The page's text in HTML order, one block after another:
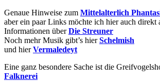
Genaue Hinweise zum Mittelalterlich
aber ein paar Links möchte ich hier auch
Informationen überDie Streuner
Noch mehr Musik gibt’s hierSchelmish
und hierVermaledeyt
Eine ganz besondere Sache ist die
Falknerei